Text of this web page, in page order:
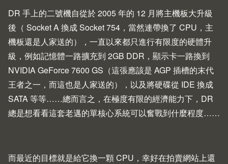
DR 手上的二號機自從於 2005 年的 12 月將主機板大升級
後（ Socket A 換成 Socket 754，當然連帶換了 CPU，主
機板還是人家送的），一直以來都只進行有限度的硬體升
級，例如記憶體一路擴充到 2GB DDR，顯示卡一路換到
NVIDIA GeForce 7600 GS（這張應該是 AGP 插槽的末代
王者之一，而這也是人家送的），以及將硬碟從 IDE 換成
SATA 等等……總而言之，在極度有限的經濟能力下，DR
總是想看看這套老邁的單核心系統可以奮戰到什麼程度……
而最近的目標就是給它換一顆 CPU，幸好在拍賣網站上還